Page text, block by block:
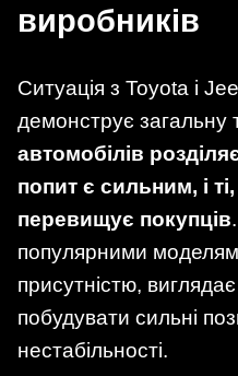
виробників
Ситуація з Toyota і
демонструє загальну
автомобілів
попит є сильним, і
перевищує покупців
популярними
присутністю,
побудувати сильні
нестабільності.